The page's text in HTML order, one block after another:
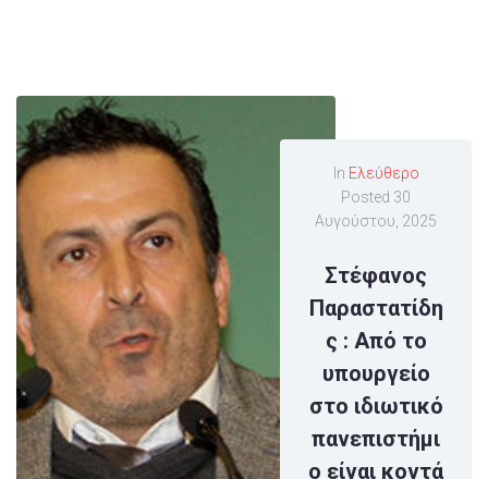
In Ελεύθερο
Posted 30
Αυγούστου, 2025
Στέφανος
Παραστατίδη
ς : Από το
υπουργείο
στο ιδιωτικό
πανεπιστήμι
ο είναι κοντά